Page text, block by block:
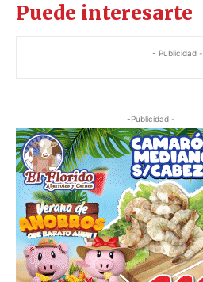
Puede interesarte
- Publicidad -
-Publicidad -